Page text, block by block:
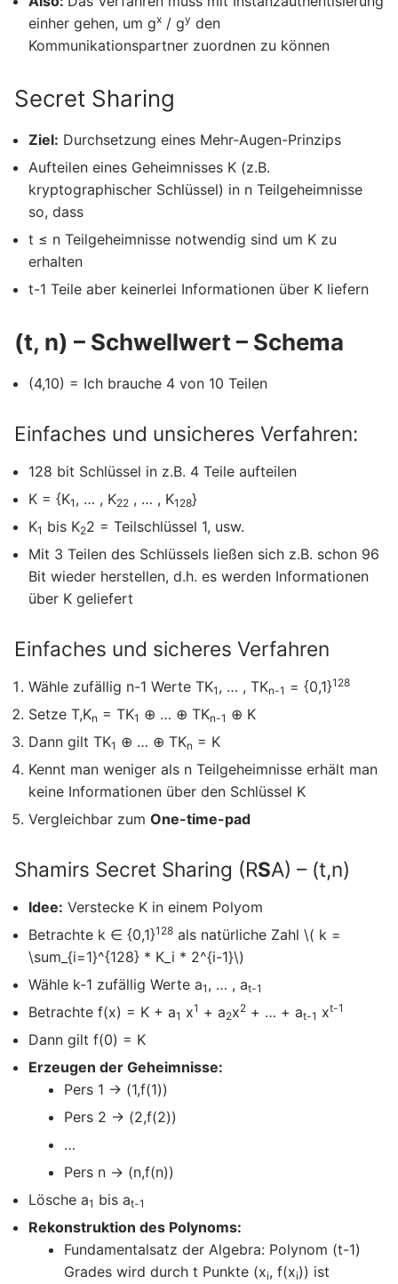
einher gehen, um gx / gy den
Kommunikationspartner zuordnen zu können
Secret Sharing
Ziel: Durchsetzung eines Mehr-Augen-Prinzips
Aufteilen eines Geheimnisses K (z.B.
kryptographischer Schlüssel) in n Teilgeheimnisse
so, dass
t ≤ n Teilgeheimnisse notwendig sind um K zu
erhalten
t-1 Teile aber keinerlei Informationen über K liefern
(t, n) – Schwellwert – Schema
(4,10) = Ich brauche 4 von 10 Teilen
Einfaches und unsicheres Verfahren:
128 bit Schlüssel in z.B. 4 Teile aufteilen
K = {K1 , … , K22 , … , K128}
K1 bis K22 = Teilschlüssel 1, usw.
Mit 3 Teilen des Schlüssels ließen sich z.B. schon 96
Bit wieder herstellen, d.h. es werden Informationen
über K geliefert
Einfaches und sicheres Verfahren
Wähle zufällig n-1 Werte TK1 , … , TKn-1 = {0,1}128
Setze T,Kn = TK1 ⊕ … ⊕ TKn-1 ⊕ K
Dann gilt TK1 ⊕ … ⊕ TKn = K
Kennt man weniger als n Teilgeheimnisse erhält man
keine Informationen über den Schlüssel K
Vergleichbar zum One-time-pad
Shamirs Secret Sharing (RSA) – (t,n)
Idee: Verstecke K in einem Polyom
Betrachte k ∈ {0,1}128 als natürliche Zahl \( k =
\sum_{i=1}^{128} * K_i * 2^{i-1}\)
Wähle k-1 zufällig Werte a1 , … , at-1
Betrachte f(x) = K + a1 x1 + a2x2 + … + at-1 xt-1
Dann gilt f(0) = K
Erzeugen der Geheimnisse:
Pers 1 → (1,f(1))
Pers 2 → (2,f(2))
…
Pers n → (n,f(n))
Lösche a1 bis at-1
Rekonstruktion des Polynoms:
Fundamentalsatz der Algebra: Polynom (t-1)
Grades wird durch t Punkte (xi, f(xi)) ist